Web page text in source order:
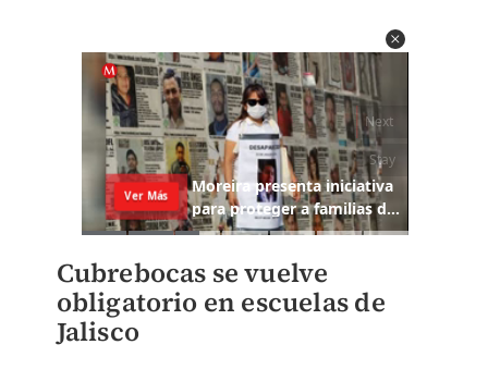
Cubrebocas se vuelve
obligatorio en escuelas de
Jalisco